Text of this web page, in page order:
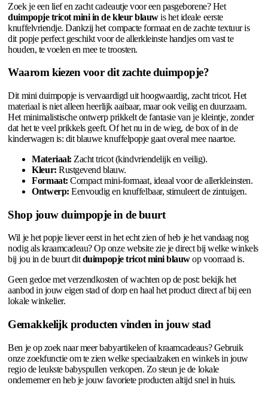
Zoek je een lief en zacht cadeautje voor een pasgeborene? Het
duimpopje tricot mini in de kleur blauwis het ideale eerste
knuffelvriendje. Dankzij het compacte formaat en de zachte textuur is
dit popje perfect geschikt voor de allerkleinste handjes om vast te
houden, te voelen en mee te troosten.
Waarom kiezen voor dit zachte duimpopje?
Dit mini duimpopje is vervaardigd uit hoogwaardig, zacht tricot. Het
materiaal is niet alleen heerlijk aaibaar, maar ook veilig en duurzaam.
Het minimalistische ontwerp prikkelt de fantasie van je kleintje, zonder
dat het te veel prikkels geeft. Of het nu in de wieg, de box of in de
kinderwagen is: dit blauwe knuffelpopje gaat overal mee naartoe.
Materiaal: Zacht tricot (kindvriendelijk en veilig).
Kleur: Rustgevend blauw.
Formaat: Compact mini-formaat, ideaal voor de allerkleinsten.
Ontwerp: Eenvoudig en knuffelbaar, stimuleert de zintuigen.
Shop jouw duimpopje in de buurt
Wil je het popje liever eerst in het echt zien of heb je het vandaag nog
nodig als kraamcadeau? Op onze website zie je direct bij welke winkels
bij jou in de buurt ditduimpopje tricot mini blauwop voorraad is.
Geen gedoe met verzendkosten of wachten op de post: bekijk het
aanbod in jouw eigen stad of dorp en haal het product direct af bij een
lokale winkelier.
Gemakkelijk producten vinden in jouw stad
Ben je op zoek naar meer babyartikelen of kraamcadeaus? Gebruik
onze zoekfunctie om te zien welke speciaalzaken en winkels in jouw
regio de leukste babyspullen verkopen. Zo steun je de lokale
ondernemer en heb je jouw favoriete producten altijd snel in huis.